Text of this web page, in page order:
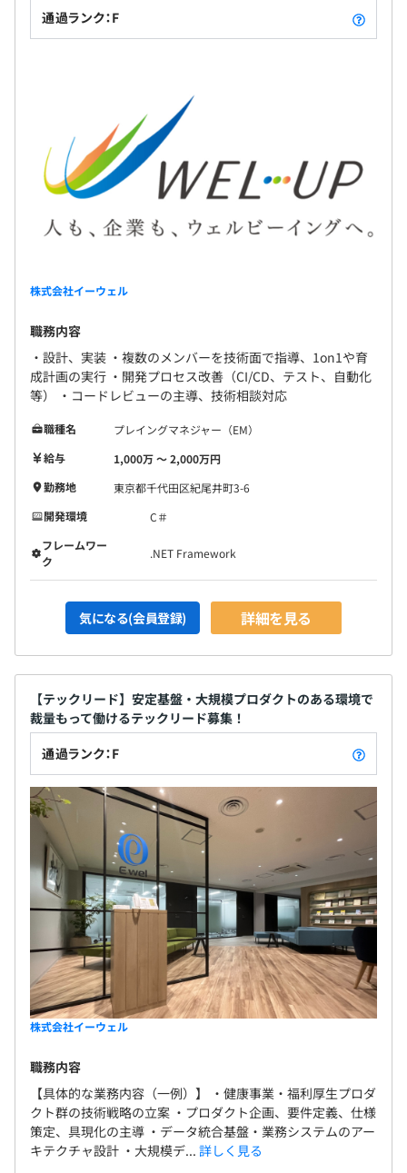
・部門研修
営業研修やプログラミング研修、部門で必要になる知識
個人の目標や課題に合わせて、選択できる研修
相談の上、ご希望のマシンを支給いたします。
1年ごとの目標設定、定期的に面談を実施しています。
・要件定義〜リリースまでの工程を2〜4名ほどのチーム
・10名ほどのチームでWebサービスの監視や障害対応、
各部署からの問い合わせ・調査対応などの業務を担当を分
けておこなっています。
無期雇用
通過ランク：F
株式会社イーウェル
職務内容
・設計、実装 ・複数のメンバーを技術面で指導、1on1や育
成計画の実行 ・開発プロセス改善（CI/CD、テスト、自動化
等） ・コードレビューの主導、技術相談対応
職種名
プレイングマネジャー（EM）
給与
1,000万 〜 2,000万円
勤務地
東京都千代田区紀尾井町3-6
開発環境
C＃
フレームワー
ク
.NET Framework
気になる(会員登録) 詳細を見る
【テックリード】安定基盤・大規模プロダクトのある環境で
裁量もって働けるテックリード募集！
通過ランク：F
株式会社イーウェル
職務内容
【具体的な業務内容（一例）】 ・健康事業・福利厚生プロダ
クト群の技術戦略の立案 ・プロダクト企画、要件定義、仕様
策定、具現化の主導 ・データ統合基盤・業務システムのアー
キテクチャ設計 ・大規模デ... 詳しく見る